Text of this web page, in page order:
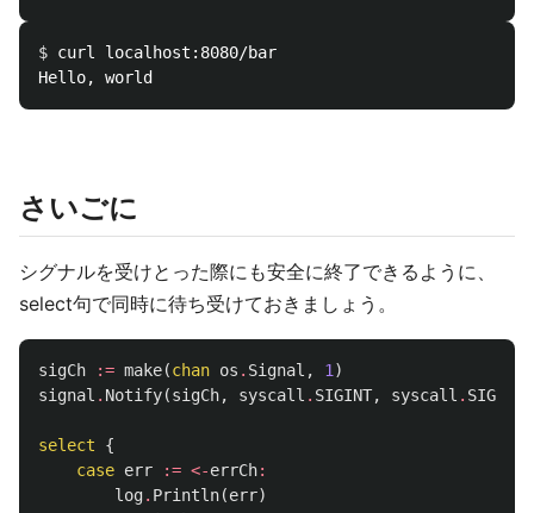
$ curl localhost:8080/bar
さいごに
シグナルを受けとった際にも安全に終了できるように、
select句で同時に待ち受けておきましょう。
sigCh := make(chan os . Signal , 1 )
signal . Notify(sigCh, syscall . SIGINT, syscall . SIGTERM
select
{
case err := <-errCh:
log. Println(err)